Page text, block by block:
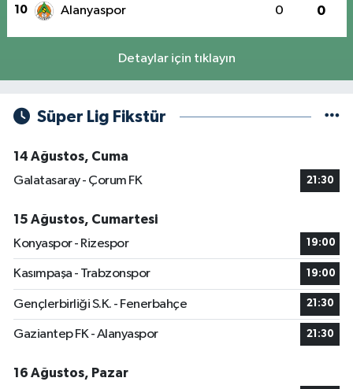
10 Alanyaspor 0 0
Detaylar için tıklayın
Süper Lig Fikstür
14 Ağustos, Cuma
Galatasaray - Çorum FK
21:30
15 Ağustos, Cumartesi
Konyaspor - Rizespor
19:00
Kasımpaşa - Trabzonspor 19:00
Gençlerbirliği S.K. - Fenerbahçe 21:30
Gaziantep FK - Alanyaspor 21:30
16 Ağustos, Pazar